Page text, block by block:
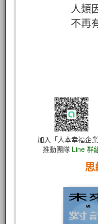
人類
不再
加入「人本幸福企業
推動團隊 Line 群